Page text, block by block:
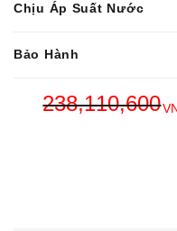
Chịu Áp Suất Nước
Bảo Hành
238,110,600